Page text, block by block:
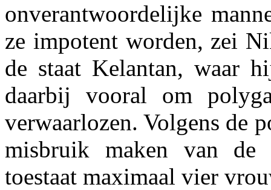
onverantwoordelijke
ze impotent worden, zei
de staat Kelantan, waar
daarbij vooral om
verwaarlozen. Volgens de
misbruik maken van
toestaat maximaal vier